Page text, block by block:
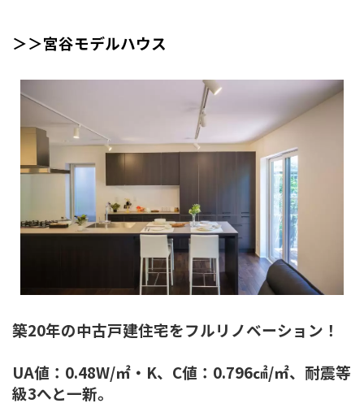
＞＞宮谷モデルハウス
築20年の中古戸建住宅をフルリノベーション！
UA値：0.48W/㎡・K、C値：0.796㎠/㎡、耐震等
級3へと一新。